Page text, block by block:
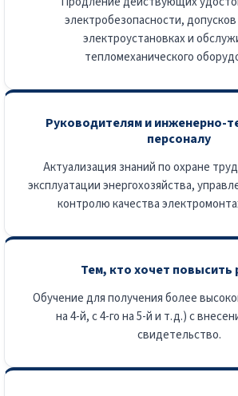
электробезопасности,
электроустановках и
тепломеханического
Руководителям и инженерно-
персоналу
Актуализация знаний по охране
эксплуатации энергохозяйства,
контролю качества
Тем, кто хочет повысить
Обучение для получения более
на 4-й, с 4-го на 5-й и т.д.) с
свидетельство.